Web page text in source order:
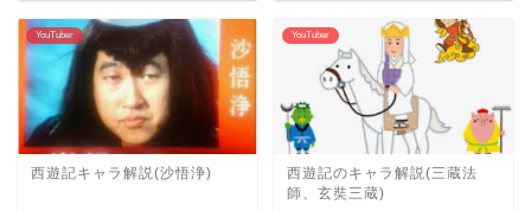
YouTuber
西遊記キャラ解説(沙悟浄)
YouTuber
西遊記のキャラ解説(三蔵法
師、玄奘三蔵)